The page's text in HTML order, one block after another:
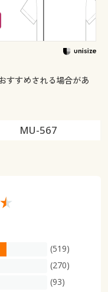
すすめされる場合があ
MU-567
(519)
(270)
(93)